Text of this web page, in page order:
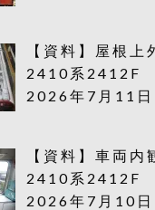
【資料】屋根上
2410系2412F
2026年7月11日
【資料】車両内
2410系2412F
2026年7月10日